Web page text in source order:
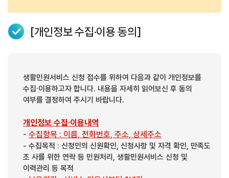
[개인정보 수집·이용 동의]
생활민원서비스 신청 접수를 위하여 다음과 같이 개인정보를
수집·이용하고자 합니다. 내용을 자세히 읽어보신 후 동의
여부를 결정하여 주시기 바랍니다.
개인정보 수집·이용내역
- 수집항목 : 이름, 전화번호, 주소, 상세주소
- 수집목적 : 신청인의 신원확인, 신청사항 및 자격 확인, 만족도
조 사를 위한 연락 등 민원처리, 생활민원서비스 신청 및
이력관리 등 목적